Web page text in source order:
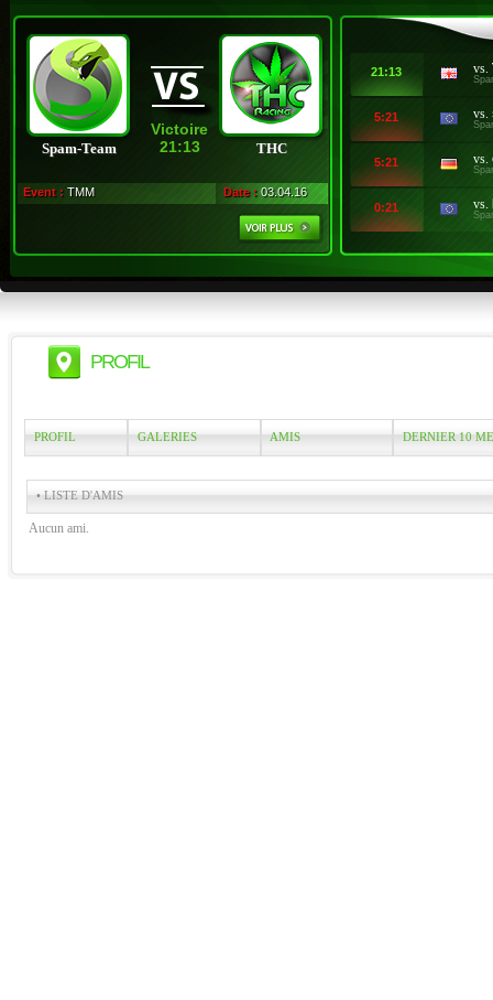
Spam-Team
Victoire
21:13
THC
Event : TMM Date : 03.04.16
21:13 vs.
5:21 vs.
5:21 vs.
0:21 vs.
PROFIL
PROFIL GALERIES AMIS DERNIER 10
• LISTE D'AMIS
Aucun ami.